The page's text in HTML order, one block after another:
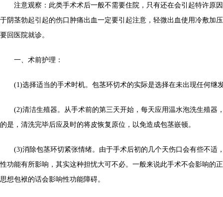
注意观察：此类手术术后一般不需要住院，只有还在会引起特许原
于阴茎勃起引起的伤口肿痛出血一定要引起注意，轻微出血使用冷敷加
要回医院就诊。
一、术前护理：
(1)选择适当的手术时机。包茎环切术的实际是选择在未出现任何继
(2)清洁生殖器。从手术前的第三天开始，每天应用温水泡洗生殖器
的是，清洗完毕后应及时的将皮恢复原位，以免造成包茎嵌顿。
(3)消除包茎环切紧张情绪。由于手术后初的几个天伤口会有些不适
性功能有所影响，其实这种担忧大可不必。一般来说此手术不会影响的
思想包袱的话会影响性功能障碍。